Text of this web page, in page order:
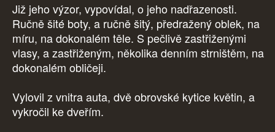
Již jeho výzor, vypovídal, o jeho nadřazenosti.
Ručně šité boty, a ručně šitý, předražený oblek, na
míru, na dokonalém těle. S pečlivě zastřiženými
vlasy, a zastřiženým, několika denním strništěm, na
dokonalém obličeji.
Vylovil z vnitra auta, dvě obrovské kytice květin, a
vykročil ke dveřím.